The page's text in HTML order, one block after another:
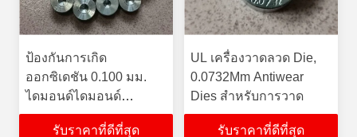
ป้องกันการเกิด
ออกซิเดชัน 0.100 มม.
ไดมอนด์ไดมอนด์
ไดมอนด์ทังสเตนคาร์ไบด์
ที่ทนทานรับราคาที่ดีที่สุด
UL เครื่องวาดลวด Die,
0.0732Mm Antiwear
Dies สำหรับการวาด
รับราคาที่ดีที่สุด